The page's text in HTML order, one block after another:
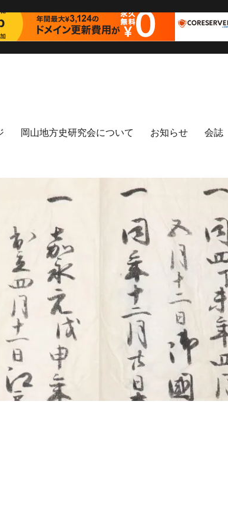
岡山地方史研究会について お知らせ 会誌